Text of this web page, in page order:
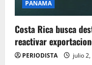
PANAMA
Costa Rica busca
reactivar
PERIODISTA julio